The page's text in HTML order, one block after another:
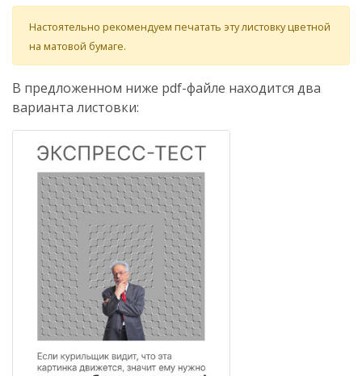
Настоятельно рекомендуем печатать эту листовку цветной
на матовой бумаге.
В предложенном ниже pdf-файле находится два
варианта листовки: